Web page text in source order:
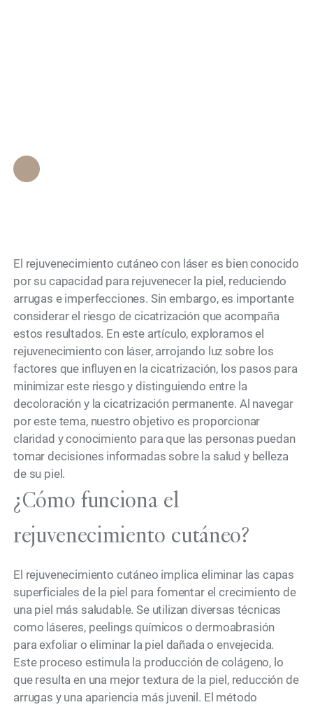
El rejuvenecimiento cutáneo con láser es bien conocido
por su capacidad para rejuvenecer la piel, reduciendo
arrugas e imperfecciones. Sin embargo, es importante
considerar el riesgo de cicatrización que acompaña
estos resultados. En este artículo, exploramos el
rejuvenecimiento con láser, arrojando luz sobre los
factores que influyen en la cicatrización, los pasos para
minimizar este riesgo y distinguiendo entre la
decoloración y la cicatrización permanente. Al navegar
por este tema, nuestro objetivo es proporcionar
claridad y conocimiento para que las personas puedan
tomar decisiones informadas sobre la salud y belleza
de su piel.
¿Cómo funciona el
rejuvenecimiento cutáneo?
El rejuvenecimiento cutáneo implica eliminar las capas
superficiales de la piel para fomentar el crecimiento de
una piel más saludable. Se utilizan diversas técnicas
como láseres, peelings químicos o dermoabrasión
para exfoliar o eliminar la piel dañada o envejecida.
Este proceso estimula la producción de colágeno, lo
que resulta en una mejor textura de la piel, reducción de
arrugas y una apariencia más juvenil. El método